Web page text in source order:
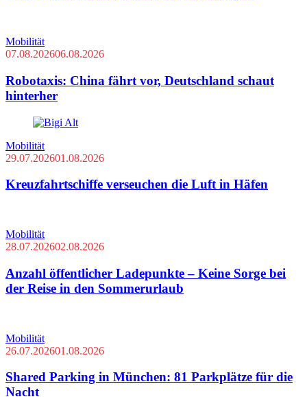
Mobilität
07.08.202606.08.2026
Robotaxis: China fährt vor, Deutschland schaut
hinterher
Mobilität
29.07.202601.08.2026
Kreuzfahrtschiffe verseuchen die Luft in Häfen
Mobilität
28.07.202602.08.2026
Anzahl öffentlicher Ladepunkte – Keine Sorge bei
der Reise in den Sommerurlaub
Mobilität
26.07.202601.08.2026
Shared Parking in München: 81 Parkplätze für die
Nacht